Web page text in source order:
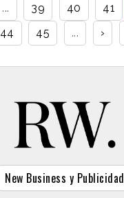
... 39 40 41
44
45 ... ›
New Business y Publicidad